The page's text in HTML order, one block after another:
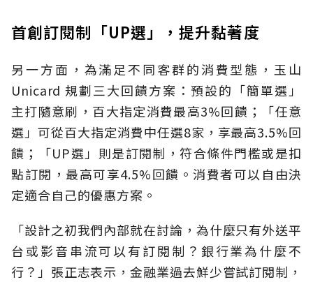
首創訂閱制「UP選」，提升黏著度
另一方面，為滿足不同客群的消費型態，玉山
Unicard 規劃三大回饋方案：預設的「簡單選」
主打隨意刷，百大指定消費最高3%回饋；「任意
選」可從百大指定消費中任選8家，享最高3.5%回
饋；「UP選」則是訂閱制，符合條件門檻或是扣
點訂閱，最高可享4.5%回饋。消費者可以自由決
定適合自己的優惠方案。
「設計之初我們內部就在討論，為什麼只有外送平
台或影音串流可以有訂閱制？銀行業為什麼不
行？」張正志表示，金融業過去鮮少嘗試訂閱制，